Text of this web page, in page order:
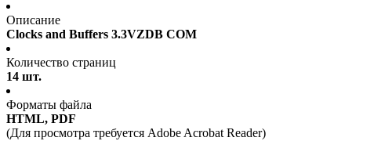
Описание
Clocks and Buffers 3.3VZDB COM
Количество страниц
14 шт.
Форматы файла
HTML, PDF
(Для просмотра требуется Adobe Acrobat Reader)